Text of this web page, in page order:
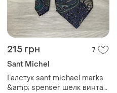
215 грн 7
Sant Michel
Галстук sant michael marks
&amp; spenser шелк винтаж